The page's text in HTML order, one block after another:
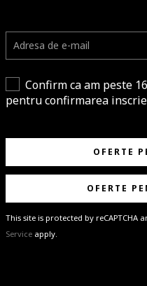
Confirm ca am peste
pentru confirmarea
OFERTE
OFERTE
This site is protected by reCAPTCHA
Service apply.